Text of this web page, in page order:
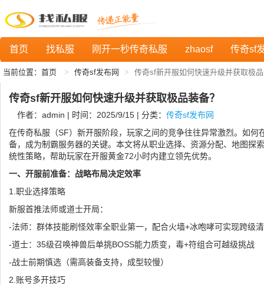
首页 找私服 刚开一秒传奇私服 zhaosf 传奇sf
当前位置： 首页 传奇sf发布网 传奇sf新开服如何快速升级并获取极
传奇sf新开服如何快速升级并获取极品装备？
作者：admin | 时间：2025/9/15 | 分类： 传奇sf发布网
在传奇私服（SF）新开服阶段，玩家之间的竞争往往异常激烈。如何
备，成为制霸服务器的关键。本文将从职业选择、资源分配、地图探
统性策略，帮助玩家在开服黄金72小时内建立领先优势。
一、开服前准备：战略布局决定效率
1.职业选择策略
新服首推法师或道士开局：
-法师：群体技能刷怪效率全职业第一，配合火墙+冰咆哮可实现跨级
-道士：35级召唤神兽后单挑BOSS能力质变，毒+符组合可越级挑战
-战士前期慎选（需高装备支持，成型较慢）
2.账号多开技巧